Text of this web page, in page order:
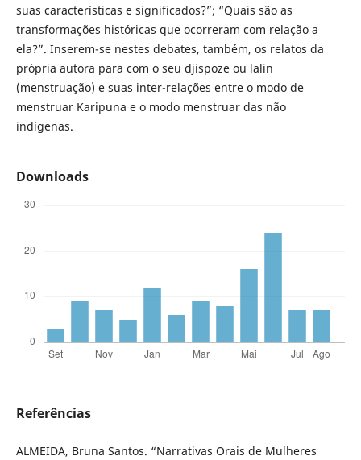
suas características e significados?”; “Quais são as
transformações históricas que ocorreram com relação a
ela?”. Inserem-se nestes debates, também, os relatos da
própria autora para com o seu djispoze ou lalin
(menstruação) e suas inter-relações entre o modo de
menstruar Karipuna e o modo menstruar das não
indígenas.
Downloads
Referências
ALMEIDA, Bruna Santos. “Narrativas Orais de Mulheres